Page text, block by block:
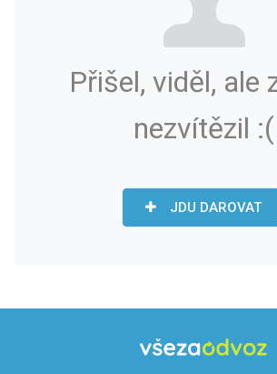
Přišel, viděl, ale
nezvítězil :(
JDU DAROVAT